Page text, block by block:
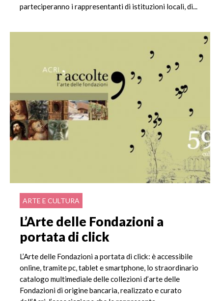
parteciperanno i rappresentanti di istituzioni locali, di...
ARTE E CULTURA
L’Arte delle Fondazioni a
portata di click
L’Arte delle Fondazioni a portata di click: è accessibile
online, tramite pc, tablet e smartphone, lo straordinario
catalogo multimediale delle collezioni d’arte delle
Fondazioni di origine bancaria, realizzato e curato